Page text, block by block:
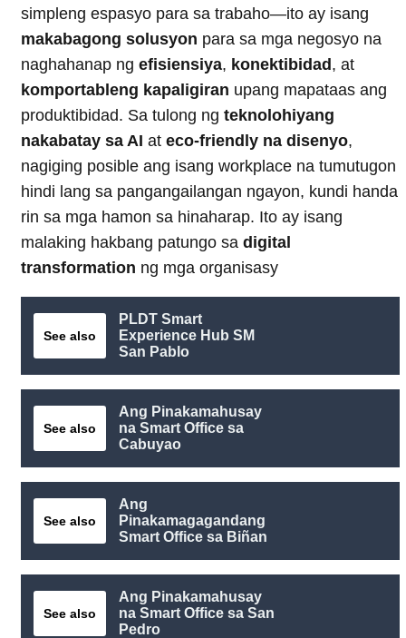
simpleng espasyo para sa trabaho—ito ay isang
makabagong solusyon para sa mga negosyo na
naghahanap ng efisiensiya, konektibidad, at
komportableng kapaligiran upang mapataas ang
produktibidad. Sa tulong ng teknolohiyang
nakabatay sa AI at eco-friendly na disenyo,
nagiging posible ang isang workplace na tumutugon
hindi lang sa pangangailangan ngayon, kundi handa
rin sa mga hamon sa hinaharap. Ito ay isang
malaking hakbang patungo sa digital
transformation ng mga organisasy
See also
PLDT Smart
Experience Hub SM
San Pablo
See also
Ang Pinakamahusay
na Smart Office sa
Cabuyao
See also
Ang
Pinakamagagandang
Smart Office sa Biñan
See also
Ang Pinakamahusay
na Smart Office sa San
Pedro